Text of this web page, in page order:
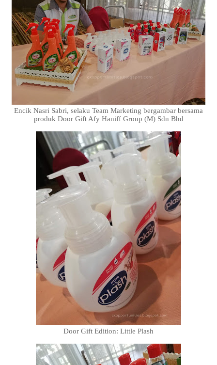
Encik Nasri Sabri, selaku Team Marketing bergambar bersama
produk Door Gift Afy Haniff Group (M) Sdn Bhd
Door Gift Edition: Little Plash